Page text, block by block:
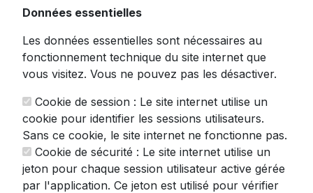
Princess 492988. Ce modèle semi-
robustesse et performance pour
transformer vos préparations culinaires.
trancheuse maîtrise avec brio la découpe de
nombreux aliments :
Charcuteries fines et épaisses
Fromages à pâte dure ou semi-ferme
Pains croustillants ou moelleux
Données essentielles
Les données essentielles sont nécessaires au
fonctionnement technique du site internet que
vous visitez. Vous ne pouvez pas les désactiver.
Cookie de session : Le site internet utilise un
cookie pour identifier les sessions utilisateurs.
Sans ce cookie, le site internet ne fonctionne pas.
Cookie de sécurité : Le site internet utilise un
jeton pour chaque session utilisateur active gérée
par l'application. Ce jeton est utilisé pour vérifier